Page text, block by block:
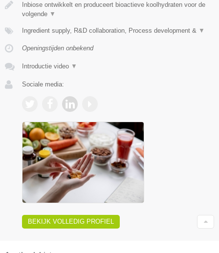
Inbiose ontwikkelt en produceert bioactieve koolhydraten voor de
volgende ▼
Ingredient supply, R&D collaboration, Process development & ▼
Openingstijden onbekend
Introductie video ▼
Sociale media:
BEKIJK VOLLEDIG PROFIEL